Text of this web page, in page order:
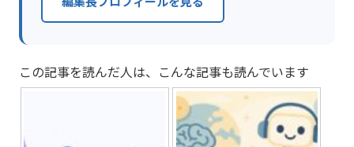
この記事を読んだ人は、こんな記事も読んでいます